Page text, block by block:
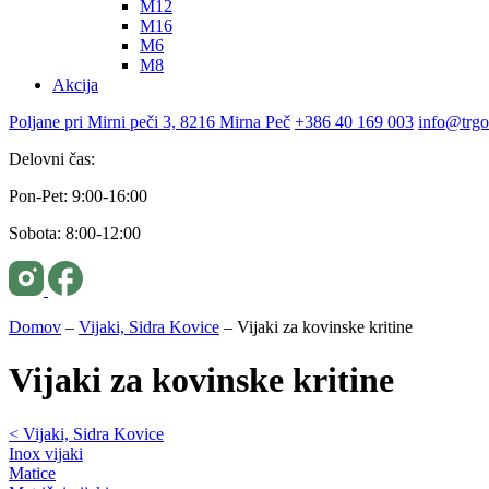
M12
M16
M6
M8
Akcija
Poljane pri Mirni peči 3, 8216 Mirna Peč +386 40 169 003
Delovni čas:
Pon-Pet: 9:00-16:00
Sobota: 8:00-12:00
Domov – Vijaki, Sidra Kovice – Vijaki za kovinske kritine
Vijaki za kovinske kritine
< Vijaki, Sidra Kovice
Inox vijaki
Matice